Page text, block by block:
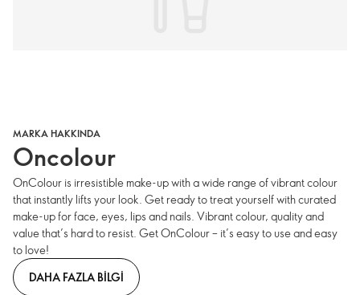
MARKA HAKKINDA
Oncolour
OnColour is irresistible make-up with a wide range of vibrant colour
that instantly lifts your look. Get ready to treat yourself with curated
make-up for face, eyes, lips and nails. Vibrant colour, quality and
value that’s hard to resist. Get OnColour – it’s easy to use and easy
to love!
DAHA FAZLA BILGI